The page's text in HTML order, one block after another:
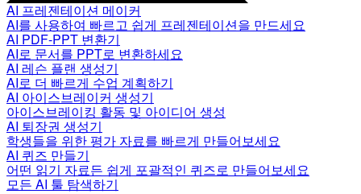
AI 프레젠테이션 메이커
AI를 사용하여 빠르고 쉽게 프레젠테이션을 만드세요
AI PDF-PPT 변환기
AI로 문서를 PPT로 변환하세요
AI 레슨 플랜 생성기
AI로 더 빠르게 수업 계획하기
AI 아이스브레이커 생성기
아이스브레이킹 활동 및 아이디어 생성
AI 퇴장권 생성기
학생들을 위한 평가 자료를 빠르게 만들어보세요
AI 퀴즈 만들기
어떤 읽기 자료든 쉽게 포괄적인 퀴즈로 만들어보세요
모든 AI 툴 탐색하기